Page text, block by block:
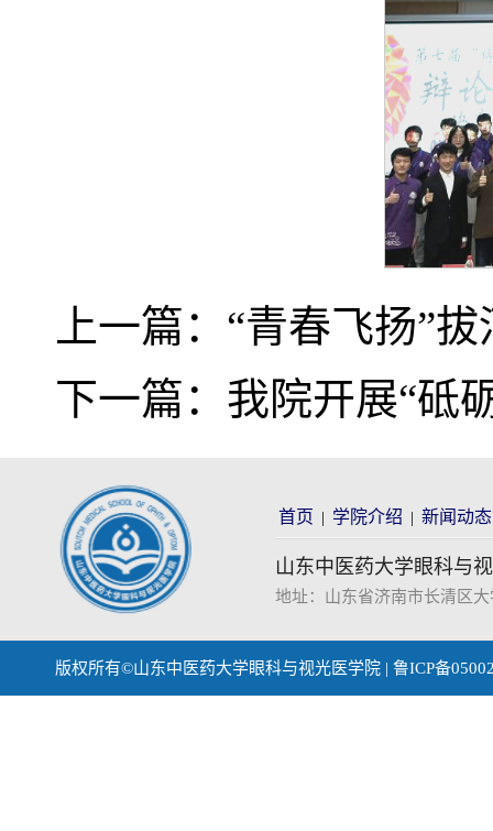
上一篇： “青春飞扬”
下一篇： 我院开展“砥
首页 | 学院介绍 | 新闻动态
山东中医药大学眼科与
地址：山东省济南市长清区
版权所有©山东中医药大学眼科与视光医学院 | 鲁ICP备